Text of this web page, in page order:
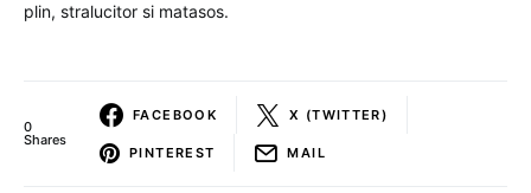
plin, stralucitor si matasos.
0
Shares
FACEBOOK X (TWITTER)
PINTEREST MAIL